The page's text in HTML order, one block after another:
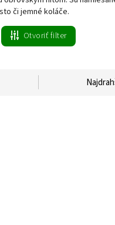
či jemné koláče.
Otvoriť filter